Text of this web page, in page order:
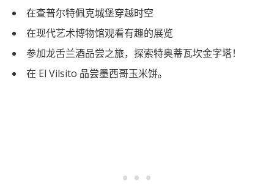
在查普尔特佩克城堡穿越时空
在现代艺术博物馆观看有趣的展览
参加龙舌兰酒品尝之旅，探索特奥蒂瓦坎金字塔！
在 El Vilsito 品尝墨西哥玉米饼。